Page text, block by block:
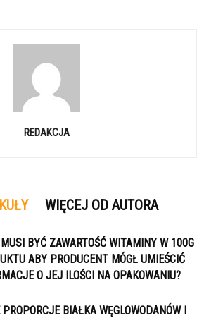
REDAKCJA
WIĘCEJ OD AUTORA
BYĆ ZAWARTOŚĆ WITAMINY W 100G
ABY PRODUCENT MÓGŁ UMIEŚCIĆ
O JEJ ILOŚCI NA OPAKOWANIU?
BIAŁKA WĘGLOWODANÓW I